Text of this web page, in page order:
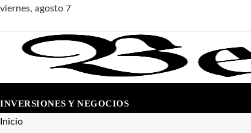
viernes, agosto 7
INVERSIONES Y NEGOCIOS
Inicio